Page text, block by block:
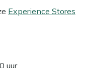
Experience Stores
uur